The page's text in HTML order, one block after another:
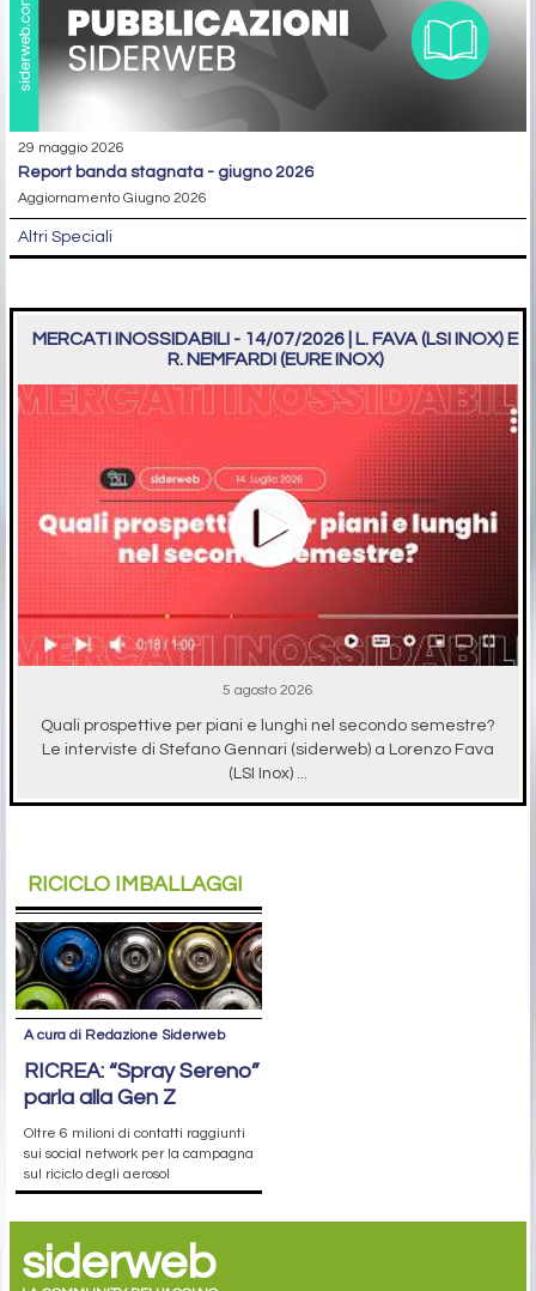
29 maggio 2026
report banda stagnata - giugno 2026
Aggiornamento Giugno 2026
Altri Speciali
MERCATI INOSSIDABILI - 14/07/2026 | L. FAVA (LSI INOX) E
R. NEMFARDI (EURE INOX)
5 agosto 2026
Quali prospettive per piani e lunghi nel secondo semestre?
Le interviste di Stefano Gennari (siderweb) a Lorenzo Fava
(LSI Inox) ...
RICICLO IMBALLAGGI
A cura di Redazione Siderweb
RICREA: “Spray Sereno”
parla alla Gen Z
Oltre 6 milioni di contatti raggiunti
sui social network per la campagna
sul riciclo degli aerosol
siderweb